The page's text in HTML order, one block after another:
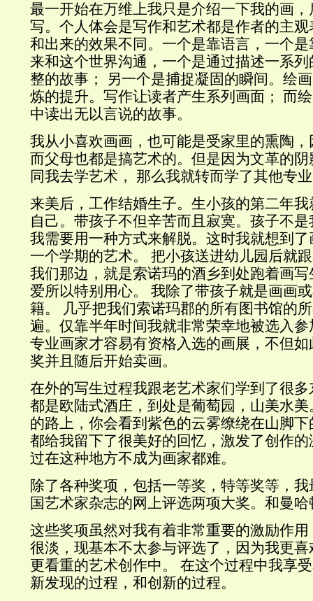
最一开始在万维上我只是介绍一下我的画
写。个人体会是写作和艺术都是作者的主
和出来的效果不同。一个是靠语言，一个是
来和这个世界沟通，一个是通过描述一系
整的故事；
另一个是捕捉凝固的瞬间。绘
炼的提升。写作让读者产生系列画面； 而
中读出无以言说的故事。
我从小喜欢画画，也可能是受家里的熏陶
而父母也都是搞艺术的。但是因为文革的
同我去学艺术，
那么我就转而学了其他专
来美后，工作结婚生子。生小孩的第二年
自己。带孩子不但辛苦而且寂寞。孩子不
我需要用一种方式来解脱。这时我就想到了
一个学期的艺术。
把小孩送进幼儿园后就
我们那边， 就是索诺玛的酒乡到处跑着画写
爱所以特别用心。
我除了带孩子就是画画
籍。
几乎把我们索诺玛郡的所有图书馆的
遍。仅靠半年时间我就非常荣幸地被选入
专业画家才容易有资格入选的画展，不但
奖并且随后开始卖画。
在外的写生过程我跟老艺术家们学到了很
都是欧陆式酒庄，到处是葡萄园，山美水
的路上，你会看到紫色的云雾缭绕在山脚
都给我留下了很美好的回忆，激发了创作
过在这种地方不成为画家都难。
除了各种奖项，包括一等奖，特等奖等，
国艺术家杂志的网上评选两项大奖。和曼
这些奖项虽然对我有着非常重要的激励作
很淡，现基本不太参与评选了，因为我更
更看重的艺术创作中。
在这个过程中我享
新发现的过程，和创新的过程。